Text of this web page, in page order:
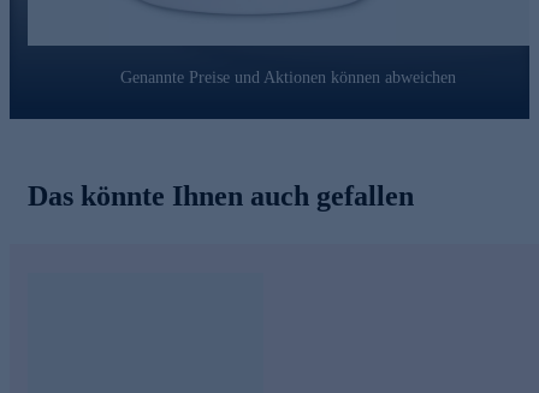
Genannte Preise und Aktionen können abweichen
Das könnte Ihnen auch gefallen